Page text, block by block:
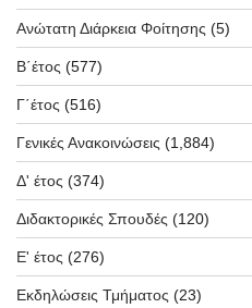
Ανώτατη Διάρκεια Φοίτησης (5)
Β΄έτος (577)
Γ΄έτος (516)
Γενικές Ανακοινώσεις (1,884)
Δ' έτος (374)
Διδακτορικές Σπουδές (120)
Ε' έτος (276)
Εκδηλώσεις Τμήματος (23)